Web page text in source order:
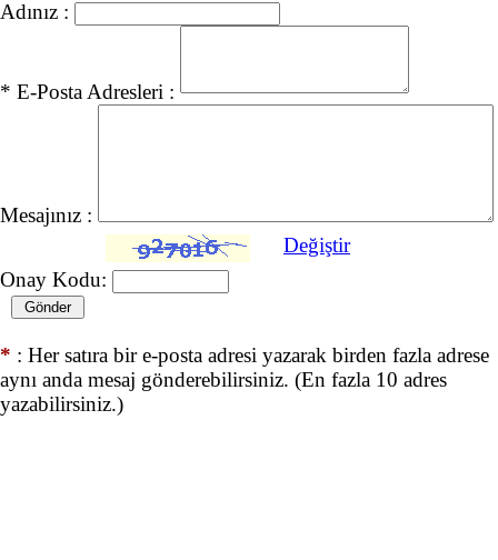
Adınız :
* E-Posta Adresleri :
Mesajınız :
Değiştir
Onay Kodu:
* : Her satıra bir e-posta adresi yazarak birden fazla adrese
aynı anda mesaj gönderebilirsiniz. (En fazla 10 adres
yazabilirsiniz.)